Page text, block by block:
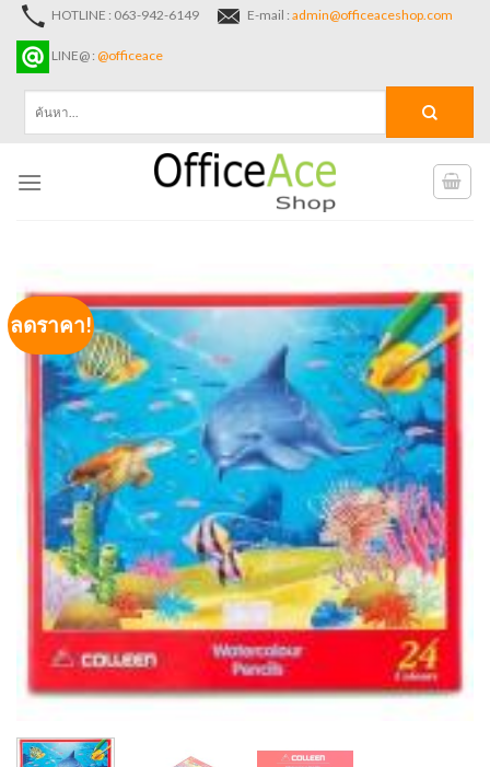
Skip
content
HOTLINE : 063-942-6149 E-mail : admin@officeaceshop.com
LINE@ : @officeace
ลดราคา!